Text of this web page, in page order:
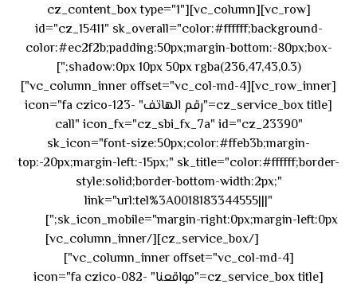
[vc_row][vc_column][cz_content_box type="1"
id="cz_15411" sk_overall="color:#ffffff;background-
color:#ec2f2b;padding:50px;margin-bottom:-80px;box-
shadow:0px 10px 50px rgba(236,47,43,0.3);"]
[vc_row_inner][vc_column_inner offset="vc_col-md-4"]
[cz_service_box title="رقم الهاتف" icon="fa czico-123-
call" icon_fx="cz_sbi_fx_7a" id="cz_23390"
sk_icon="font-size:50px;color:#ffeb3b;margin-
top:-20px;margin-left:-15px;" sk_title="color:#ffffff;border-
style:solid;border-bottom-width:2px;"
link="url:tel%3A0018183344555|||"
sk_icon_mobile="margin-right:0px;margin-left:0px;"]
[/cz_service_box][/vc_column_inner]
[vc_column_inner offset="vc_col-md-4"]
[cz_service_box title="مواقعنا" icon="fa czico-082-